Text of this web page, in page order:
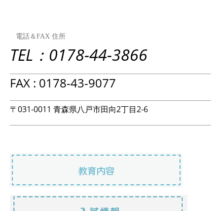
電話＆FAX 住所
TEL：0178-44-3866
FAX : 0178-43-9077
〒031-0011 青森県八戸市田向2丁目2-6